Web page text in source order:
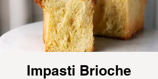
Impasti Brioche